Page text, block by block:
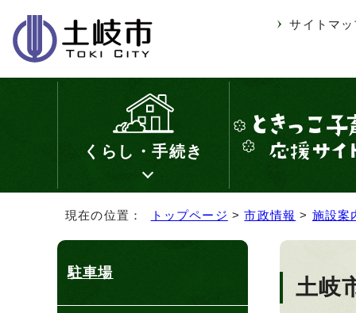
サイトマ
くらし・手続き
現在の位置： トップページ >市政情報 > 施設案
土岐
駐車場